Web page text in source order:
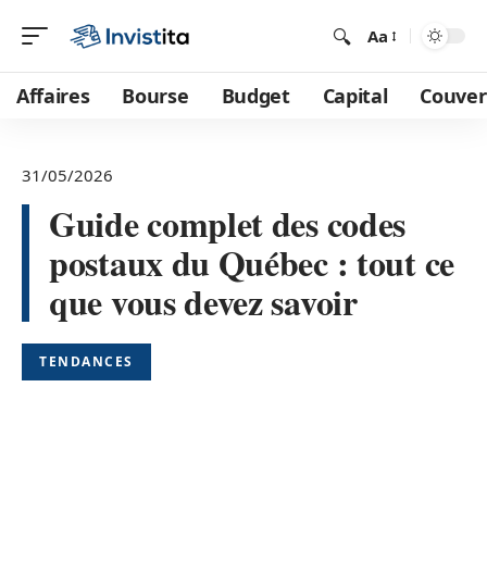
Aa
Affaires Bourse Budget Capital
31/05/2026
Guide complet des codes
postaux du Québec : tout ce
que vous devez savoir
TENDANCES